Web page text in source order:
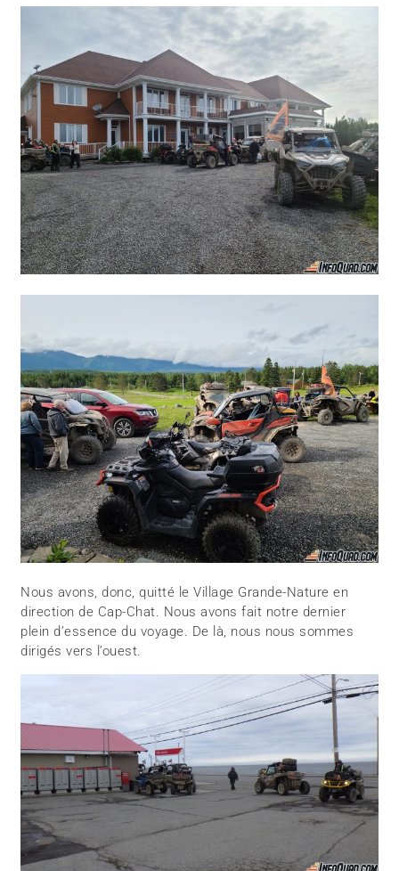
Nous avons, donc, quitté le Village Grande-Nature en
direction de Cap-Chat. Nous avons fait notre dernier
plein d’essence du voyage. De là, nous nous sommes
dirigés vers l’ouest.